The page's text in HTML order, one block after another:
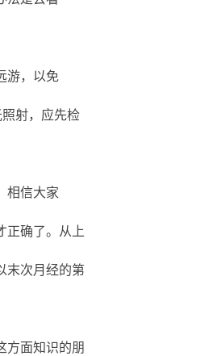
游，以免
射，应先检
相信大家
正确了。从上
末次月经的第
方面知识的朋